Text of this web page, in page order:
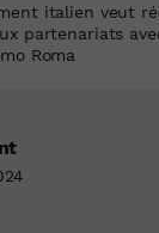
italien veut
partenariats
Roma